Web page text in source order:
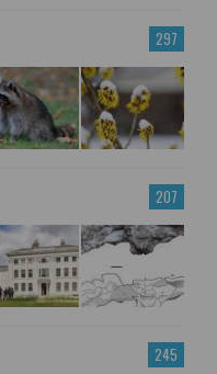
297
207
245